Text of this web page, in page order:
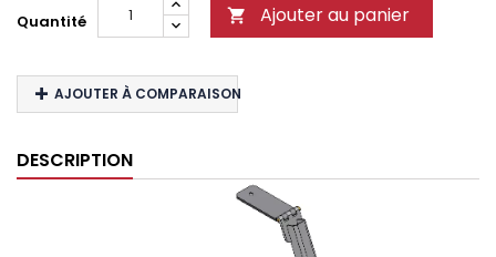
Quantité  Ajouter au panier
AJOUTER À COMPARAISON
DESCRIPTION